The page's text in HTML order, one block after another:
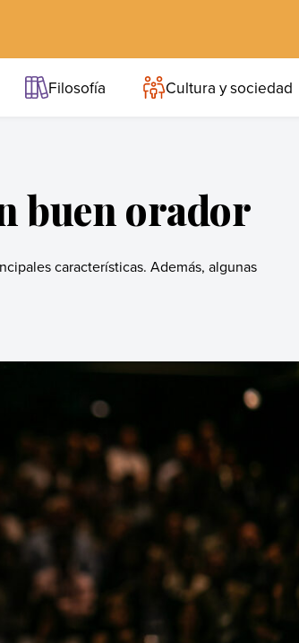
Filosofía Cultura y sociedad
buen orador
características. Además, algunas